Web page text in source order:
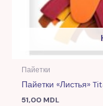
Пайетки
Пайетки «Листья»
51,00 MDL